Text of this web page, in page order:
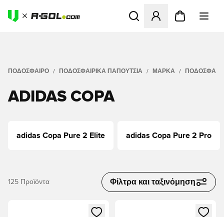
Ανοίγει ένα Modal για να
ΠΟΔΟΣΦΑΙΡΟ ΠΟΔΟΣΦΑΙΡΙΚΆ ΠΑΠΟΎΤΣΙΑ ΜΆΡΚΑ
ADIDAS COPA
adidas Copa Pure 2 Elite adidas Copa Pure 2 Pro
125 Προϊόντα Φίλτρα και ταξινόμηση
Ανοίγει ένα Modal για να συνδεθείτε ή να εγγραφείτε ως
Ανοίγει ένα Modal για να